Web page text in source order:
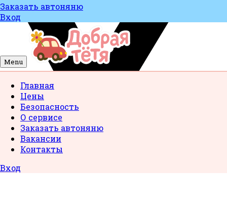
Заказать автоняню
Вход
Menu
Главная
Цены
Безопасность
О сервисе
Заказать автоняню
Вакансии
Контакты
Вход